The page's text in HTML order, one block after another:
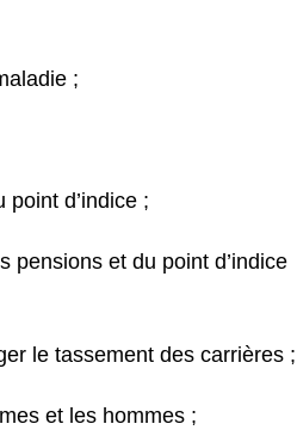
;
point d’indice ;
pensions et du point d’indice
le tassement des carrières ;
et les hommes ;